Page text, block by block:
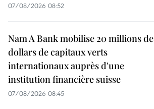
07/08/2026 08:52
Nam A Bank mobilise 20 millions de
dollars de capitaux verts
internationaux auprès d'une
institution financière suisse
07/08/2026 08:45